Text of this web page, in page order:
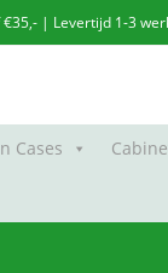
| Levertijd 1-3
Cases